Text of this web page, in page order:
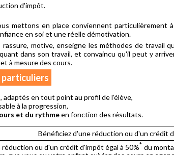
d'impôt.
mettons en place conviennent particulièrement
en soi et une réelle démotivation.
motive, enseigne les méthodes de travail
dans son travail, et convaincu qu'il peut y
à mesure des cours.
, adaptés en tout point au profil de l’élève,
à la progression,
et du rythmeen fonction des résultats.
Bénéficiez d'une réduction ou d'un crédit
ou d'un crédit d'impôt égal à 50%* du